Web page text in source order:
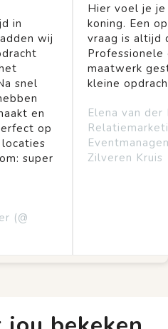
in
wij
snel
en
op
super
(@
Hier voel je
koning. Een
vraag is altijd
Professionele
maatwerk
kleine
Elena van der
Zilveren Kruis